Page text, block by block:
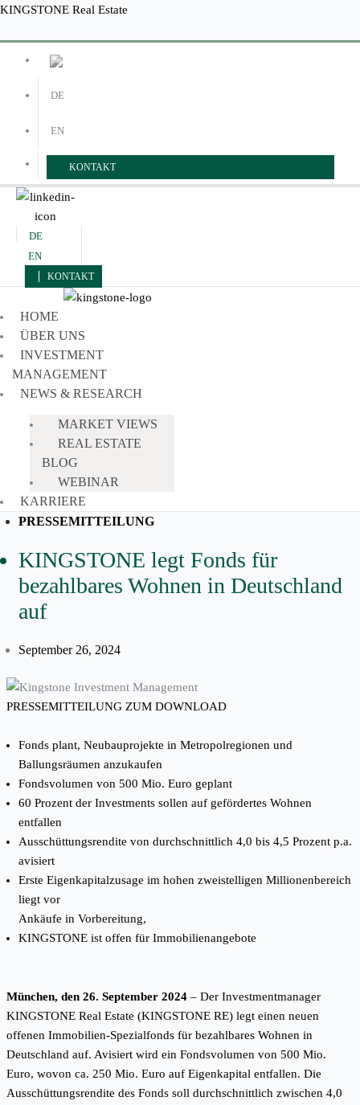
Zum
KINGSTONE Real Estate
Menü
DE
EN
KONTAKT
DE
EN
KONTAKT
Menü
HOME
ÜBER UNS
INVESTMENT
MANAGEMENT
NEWS & RESEARCH
MARKET VIEWS
REAL ESTATE
BLOG
WEBINAR
KARRIERE
PRESSEMITTEILUNG
KINGSTONE legt Fonds für
bezahlbares Wohnen in Deutschland
auf
September 26, 2024
PRESSEMITTEILUNG ZUM DOWNLOAD
Fonds plant, Neubauprojekte in Metropolregionen und
Ballungsräumen anzukaufen
Fondsvolumen von 500 Mio. Euro geplant
60 Prozent der Investments sollen auf gefördertes Wohnen
entfallen
Ausschüttungsrendite von durchschnittlich 4,0 bis 4,5 Prozent p.a.
avisiert
Erste Eigenkapitalzusage im hohen zweistelligen Millionenbereich
liegt vor
Ankäufe in Vorbereitung,
KINGSTONE ist offen für Immobilienangebote
München, den 26. September 2024– Der Investmentmanager
KINGSTONE Real Estate (KINGSTONE RE) legt einen neuen
offenen Immobilien-Spezialfonds für bezahlbares Wohnen in
Deutschland auf. Avisiert wird ein Fondsvolumen von 500 Mio.
Euro, wovon ca. 250 Mio. Euro auf Eigenkapital entfallen. Die
Ausschüttungsrendite des Fonds soll durchschnittlich zwischen 4,0